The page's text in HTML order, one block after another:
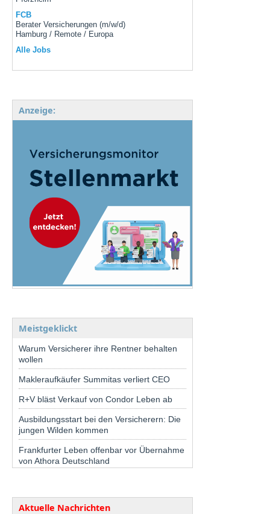
FCB
Berater Versicherungen (m/w/d)
Hamburg / Remote / Europa
Alle Jobs
Anzeige:
Meistgeklickt
Warum Versicherer ihre Rentner behalten
wollen
Makleraufkäufer Summitas verliert CEO
R+V bläst Verkauf von Condor Leben ab
Ausbildungsstart bei den Versicherern: Die
jungen Wilden kommen
Frankfurter Leben offenbar vor Übernahme
von Athora Deutschland
Aktuelle Nachrichten